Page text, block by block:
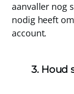
aanvaller nog
nodig heeft
account.
3. Houd